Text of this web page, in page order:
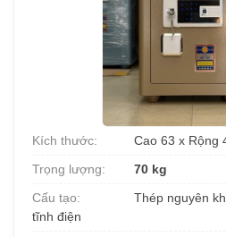
Kích thước:
Cao 63 x Rộng
Trọng lượng:
70 kg
Cấu tạo:
Thép nguyên
tĩnh điện